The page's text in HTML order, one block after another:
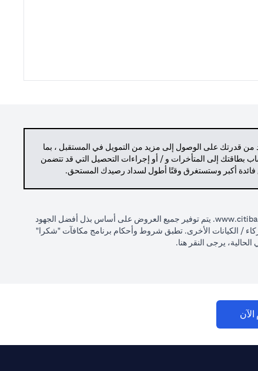
من قدرتك على الوصول إلى مزيد من التمويل في المستقبل ، بما
بطاقتك إلى المتأخرات و / أو إجراءات التحصيل التي قد تتضمن
فائدة أكبر وستستغرق وقتًا أطول لسداد رصيدك المستحق.
opens in a new tab
. يتم توفير جميع العروض على أساس بذل أفضل الجهود
/ الكيانات الأخرى. تطبق شروط وأحكام برنامج مكافآت "شكرا"
يرجى النقر هنا.